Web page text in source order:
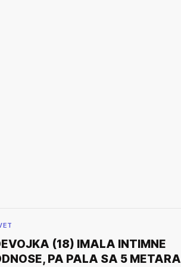
(18) IMALA INTIMNE
PA PALA SA 5 METARA